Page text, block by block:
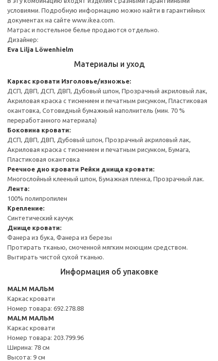
условиями. Подробную информацию можно найти в гарантийных
документах на сайте www.ikea.com.
Матрас и постельное белье продаются отдельно.
Дизайнер:
Eva Lilja Löwenhielm
Материалы и уход
Каркас кровати Изголовье/изножье:
ДСП, ДВП, ДСП, ДВП, Дубовый шпон, Прозрачный акриловый лак,
Акриловая краска с тиснением и печатным рисунком, Пластиковая
окантовка, Сотовидный бумажный наполнитель (мин. 70 %
переработанного материала)
Боковина кровати:
ДСП, ДВП, ДВП, Дубовый шпон, Прозрачный акриловый лак,
Акриловая краска с тиснением и печатным рисунком, Бумага,
Пластиковая окантовка
Реечное дно кровати Рейки днища кровати:
Многослойный клееный шпон, Бумажная пленка, Прозрачный лак.
Лента:
100% полипропилен
Крепление:
Синтетический каучук
Днище кровати:
Фанера из бука, Фанера из березы
Протирать тканью, смоченной мягким моющим средством.
Вытирать чистой сухой тканью.
Информация об упаковке
MALM МАЛЬМ
Каркас кровати
Номер товара: 692.278.88
MALM МАЛЬМ
Каркас кровати
Номер товара: 203.799.96
Ширина: 78 см
Высота: 9 см